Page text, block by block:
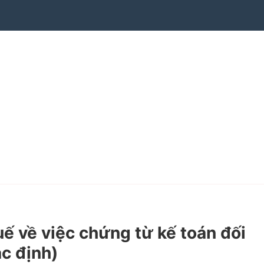
về việc chứng từ kế toán đối
định)